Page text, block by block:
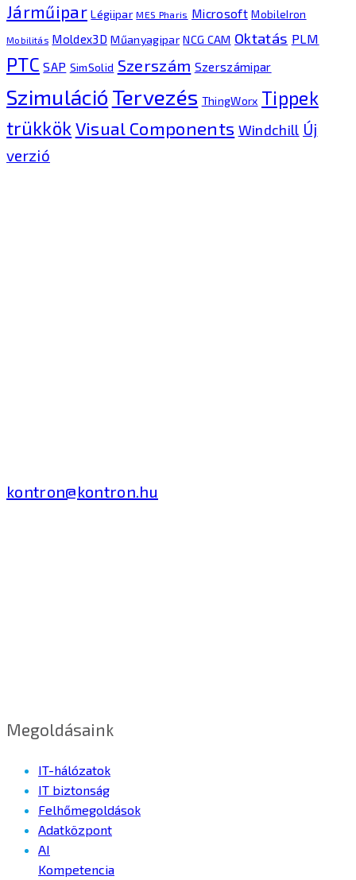
Járműipar Légiipar MES Pharis Microsoft MobileIron
Mobilitás Moldex3D Műanyagipar NCG CAM Oktatás PLM
PTC SAP SimSolid Szerszám Szerszámipar
Szimuláció Tervezés ThingWorx Tippek
trükkök Visual Components Windchill Új
verzió
kontron@kontron.hu
Megoldásaink
IT-hálózatok
IT biztonság
Felhőmegoldások
Adatközpont
AI
Kompetencia